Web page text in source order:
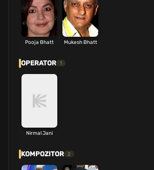
Pooja Bhatt Mukesh Bhatt
OPERATOR 1
Nirmal Jani
KOMPOZITOR 2